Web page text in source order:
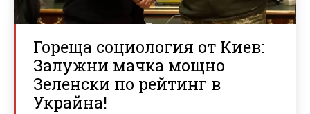
Гореща социология от Киев:
Залужни мачка мощно
Зеленски по рейтинг в
Украйна!